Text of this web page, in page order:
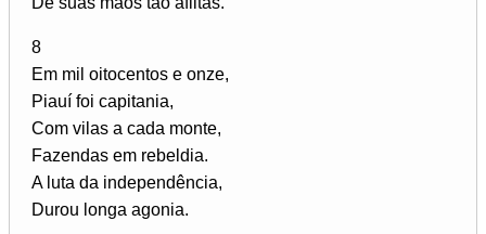
8
Em mil oitocentos e onze,
Piauí foi capitania,
Com vilas a cada monte,
Fazendas em rebeldia.
A luta da independência,
Durou longa agonia.